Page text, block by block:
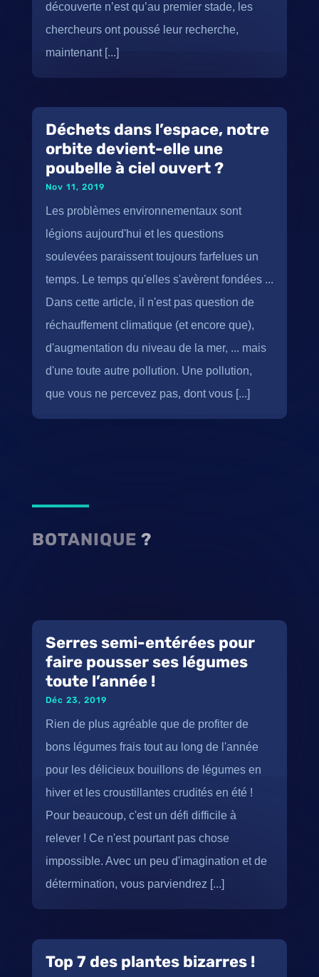
découverte n’est qu’au premier stade, les
chercheurs ont poussé leur recherche,
maintenant [...]
Déchets dans l’espace, notre
orbite devient-elle une
poubelle à ciel ouvert ?
Nov 11, 2019
Les problèmes environnementaux sont
légions aujourd'hui et les questions
soulevées paraissent toujours farfelues un
temps. Le temps qu'elles s'avèrent fondées ...
Dans cette article, il n'est pas question de
réchauffement climatique (et encore que),
d'augmentation du niveau de la mer, ... mais
d'une toute autre pollution. Une pollution,
que vous ne percevez pas, dont vous [...]
BOTANIQUE ?
Serres semi-entérées pour
faire pousser ses légumes
toute l’année !
Déc 23, 2019
Rien de plus agréable que de profiter de
bons légumes frais tout au long de l'année
pour les délicieux bouillons de légumes en
hiver et les croustillantes crudités en été !
Pour beaucoup, c'est un défi difficile à
relever ! Ce n'est pourtant pas chose
impossible. Avec un peu d'imagination et de
détermination, vous parviendrez [...]
Top 7 des plantes bizarres !